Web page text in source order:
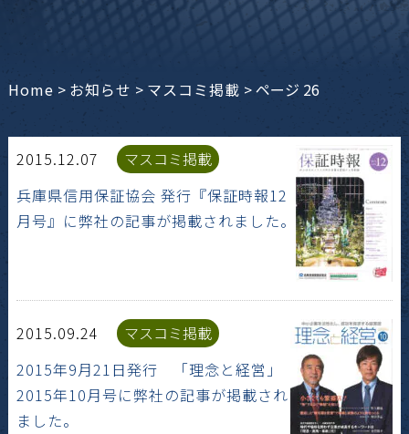
Home > お知らせ > マスコミ掲載 >ページ 26
2015.12.07
マスコミ掲載
兵庫県信用保証協会 発行『保証時報12
月号』に弊社の記事が掲載されました。
2015.09.24
マスコミ掲載
2015年9月21日発行 「理念と経営」
2015年10月号に弊社の記事が掲載され
ました。